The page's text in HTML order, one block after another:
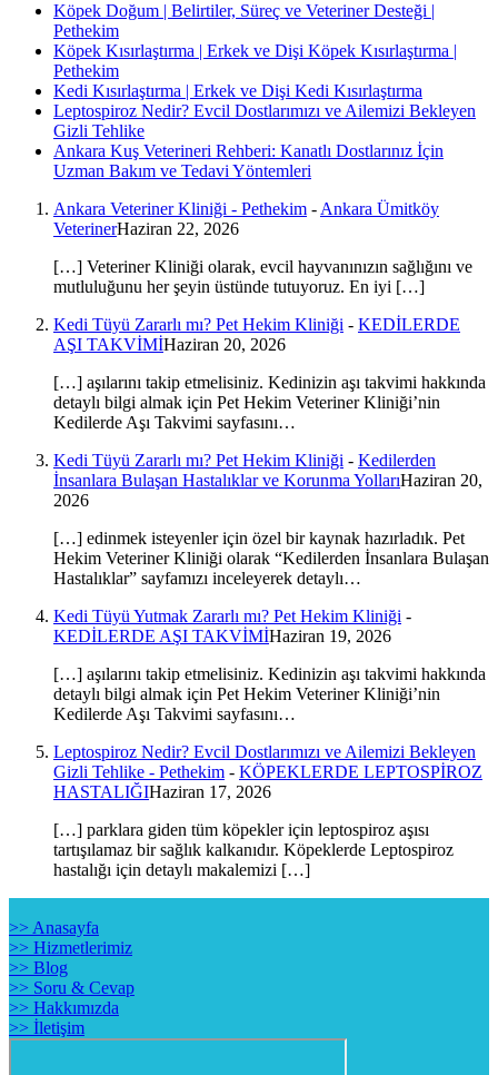
Köpek Doğum | Belirtiler, Süreç ve Veteriner Desteği |
Pethekim
Köpek Kısırlaştırma | Erkek ve Dişi Köpek Kısırlaştırma |
Pethekim
Kedi Kısırlaştırma | Erkek ve Dişi Kedi Kısırlaştırma
Leptospiroz Nedir? Evcil Dostlarımızı ve Ailemizi Bekleyen
Gizli Tehlike
Ankara Kuş Veterineri Rehberi: Kanatlı Dostlarınız İçin
Uzman Bakım ve Tedavi Yöntemleri
Ankara Veteriner Kliniği - Pethekim - Ankara Ümitköy
VeterinerHaziran 22, 2026
[…] Veteriner Kliniği olarak, evcil hayvanınızın sağlığını ve
mutluluğunu her şeyin üstünde tutuyoruz. En iyi […]
Kedi Tüyü Zararlı mı? Pet Hekim Kliniği - KEDİLERDE
AŞI TAKVİMİHaziran 20, 2026
[…] aşılarını takip etmelisiniz. Kedinizin aşı takvimi hakkında
detaylı bilgi almak için Pet Hekim Veteriner Kliniği’nin
Kedilerde Aşı Takvimi sayfasını…
Kedi Tüyü Zararlı mı? Pet Hekim Kliniği - Kedilerden
İnsanlara Bulaşan Hastalıklar ve Korunma YollarıHaziran 20,
2026
[…] edinmek isteyenler için özel bir kaynak hazırladık. Pet
Hekim Veteriner Kliniği olarak “Kedilerden İnsanlara Bulaşan
Hastalıklar” sayfamızı inceleyerek detaylı…
Kedi Tüyü Yutmak Zararlı mı? Pet Hekim Kliniği -
KEDİLERDE AŞI TAKVİMİHaziran 19, 2026
[…] aşılarını takip etmelisiniz. Kedinizin aşı takvimi hakkında
detaylı bilgi almak için Pet Hekim Veteriner Kliniği’nin
Kedilerde Aşı Takvimi sayfasını…
Leptospiroz Nedir? Evcil Dostlarımızı ve Ailemizi Bekleyen
Gizli Tehlike - Pethekim - KÖPEKLERDE LEPTOSPİROZ
HASTALIĞIHaziran 17, 2026
[…] parklara giden tüm köpekler için leptospiroz aşısı
tartışılamaz bir sağlık kalkanıdır. Köpeklerde Leptospiroz
hastalığı için detaylı makalemizi […]
>> Anasayfa
>> Hizmetlerimiz
>> Blog
>> Soru & Cevap
>> Hakkımızda
>> İletişim